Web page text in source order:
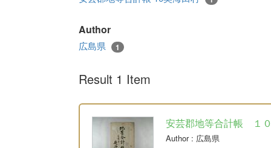
Author
広島県 1
Result 1 Item
安芸郡地等合計帳 １
Author: 広島県